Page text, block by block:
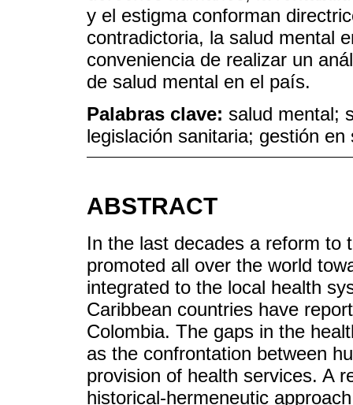
y el estigma conforman
contradictoria, la salud mental
conveniencia de realizar un
de salud mental en el país.
Palabras clave: salud mental;
legislación sanitaria; gestión en
ABSTRACT
In the last decades a reform to
promoted all over the world
integrated to the local health
Caribbean countries have
Colombia. The gaps in the
as the confrontation between
provision of health services. A
historical-hermeneutic